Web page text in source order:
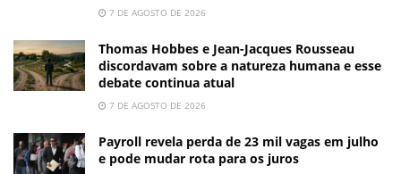
7 DE AGOSTO DE 2026
Thomas Hobbes e Jean-Jacques Rousseau
discordavam sobre a natureza humana e esse
debate continua atual
7 DE AGOSTO DE 2026
Payroll revela perda de 23 mil vagas em julho
e pode mudar rota para os juros